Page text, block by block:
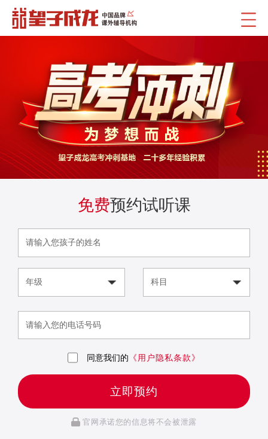
免费预约试听课
同意我们的 《用户隐私条款》
立即预约
官网承诺您的信息将不会被泄露